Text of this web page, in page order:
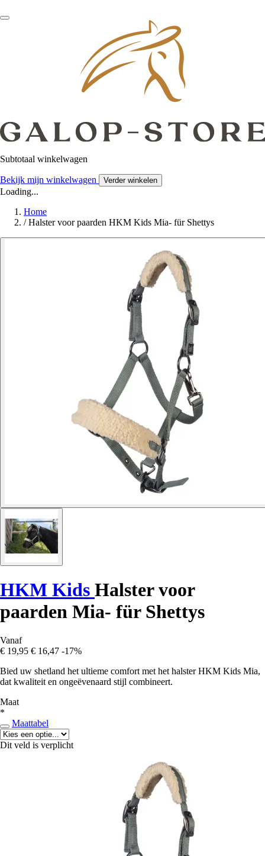
Subtotaal winkelwagen
Bekijk mijn winkelwagen Verder winkelen
Loading...
Home
/ Halster voor paarden HKM Kids Mia- für Shettys
HKM Kids Halster voor
paarden Mia- für Shettys
Vanaf
€ 19,95 € 16,47 -17%
Bied uw shetland het ultieme comfort met het halster HKM Kids Mia,
dat kwaliteit en ongeëvenaard stijl combineert.
Maat
*
Maattabel
Dit veld is verplicht